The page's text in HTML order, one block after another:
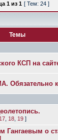
1 из 1 [ Тем: 24 ]
Темы
КСП на
Обязательно
17 18 19 ]
Гангаевым о